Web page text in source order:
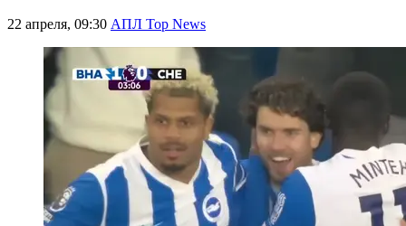
22 апреля, 09:30 АПЛ Top News